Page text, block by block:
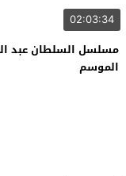
02:03:34
الموسم